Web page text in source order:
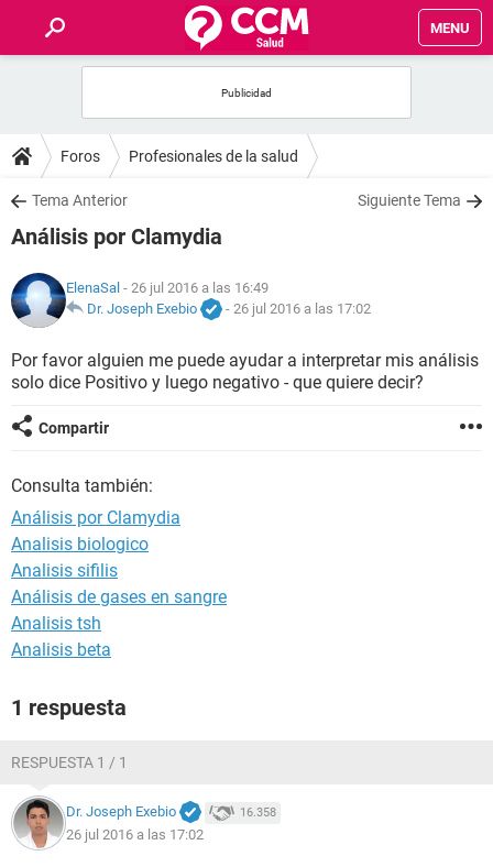
MENU
FOROS
SALUD
NUTRICIÓN
BIENESTAR
SEXUALIDAD
GLOSARIO
Foros Profesionales de la salud
Tema Anterior Siguiente Tema
Análisis por Clamydia
ElenaSal - 26 jul 2016 a las 16:49
Dr. Joseph Exebio
- 26 jul 2016 a las 17:02
Por favor alguien me puede ayudar a interpretar mis análisis
solo dice Positivo y luego negativo - que quiere decir?
Compartir
Consulta también:
Análisis por Clamydia
Analisis biologico
Analisis sifilis
Análisis de gases en sangre
Analisis tsh
Analisis beta
1 respuesta
RESPUESTA 1 / 1
Dr. Joseph Exebio 16.358
26 jul 2016 a las 17:02